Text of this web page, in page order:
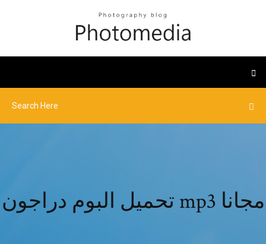
تحميل البوم دراجون mp3 مجانا